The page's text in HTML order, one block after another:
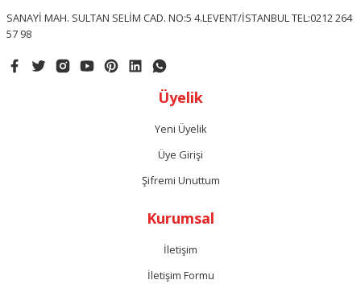
SANAYİ MAH. SULTAN SELİM CAD. NO:5 4.LEVENT/İSTANBUL TEL:0212 264
57 98
Üyelik
Yeni Üyelik
Üye Girişi
Şifremi Unuttum
Kurumsal
İletişim
İletişim Formu